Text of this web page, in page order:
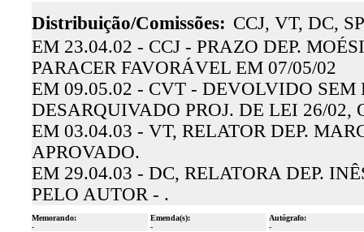
Distribuição/Comissões: CCJ, VT, DC,
EM 23.04.02 - CCJ - PRAZO DEP.
PARACER FAVORÁVEL EM 07/05/02
EM 09.05.02 - CVT - DEVOLVIDO SEM
DESARQUIVADO PROJ. DE LEI 26/02,
EM 03.04.03 - VT, RELATOR DEP.
APROVADO.
EM 29.04.03 - DC, RELATORA DEP.
PELO AUTOR - .
Memorando:
-
Emenda(s):
-
Autógrafo:
-